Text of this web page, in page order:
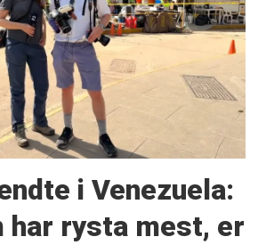
i Venezuela:
har rysta mest, er